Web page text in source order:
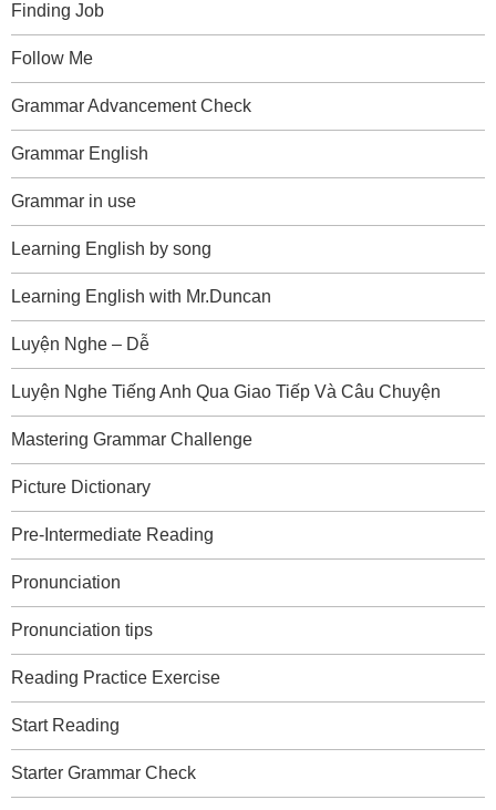
Finding Job
Follow Me
Grammar Advancement Check
Grammar English
Grammar in use
Learning English by song
Learning English with Mr.Duncan
Luyện Nghe – Dễ
Luyện Nghe Tiếng Anh Qua Giao Tiếp Và Câu Chuyện
Mastering Grammar Challenge
Picture Dictionary
Pre-Intermediate Reading
Pronunciation
Pronunciation tips
Reading Practice Exercise
Start Reading
Starter Grammar Check